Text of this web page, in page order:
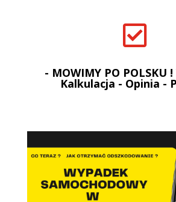

- MOWIMY PO POLSKU
Kalkulacja - Opinia -